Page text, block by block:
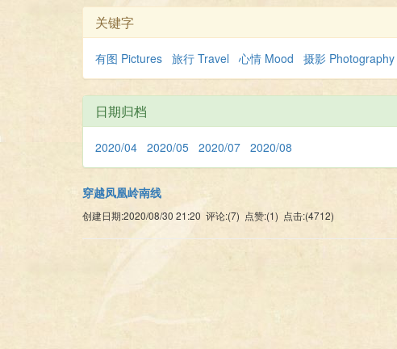
关键字
有图 Pictures 旅行 Travel 心情 Mood 摄影 Photography
日期归档
2020/04 2020/05 2020/07 2020/08
穿越凤凰岭南线
创建日期:2020/08/30 21:20 评论:(7) 点赞:(1) 点击:(4712)